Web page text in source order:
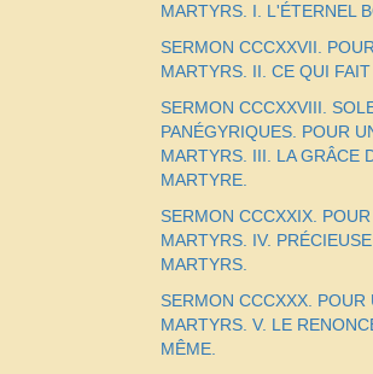
MARTYRS. I. L'ÉTERNEL
SERMON CCCXXVII.
MARTYRS. II. CE QUI FAIT
SERMON CCCXXVIII.
PANÉGYRIQUES. POUR
MARTYRS. III. LA GRÂCE
MARTYRE.
SERMON CCCXXIX.
MARTYRS. IV.
MARTYRS.
SERMON CCCXXX. POUR
MARTYRS. V. LE
MÊME.